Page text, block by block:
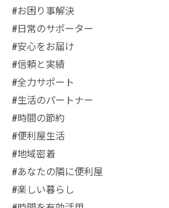
#お困り事解決
#日常のサポーター
#安心をお届け
#信頼と実績
#全力サポート
#生活のパートナー
#時間の節約
#便利屋生活
#地域密着
#あなたの隣に便利屋
#楽しい暮らし